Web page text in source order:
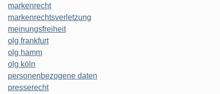
markenrecht
markenrechtsverletzung
meinungsfreiheit
olg frankfurt
olg hamm
olg köln
personenbezogene daten
presserecht